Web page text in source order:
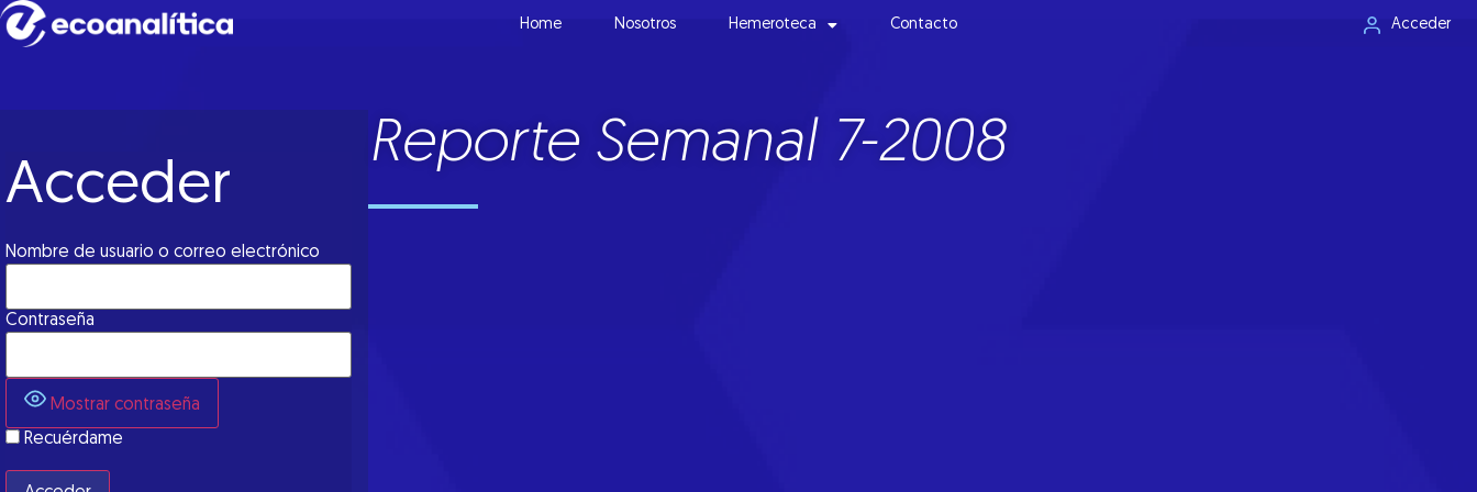
Home Nosotros Hemeroteca Contacto Acceder
Acceder
Nombre de usuario o correo electrónico
Contraseña
Mostrar contraseña
Recuérdame
Reporte Semanal 7-2008